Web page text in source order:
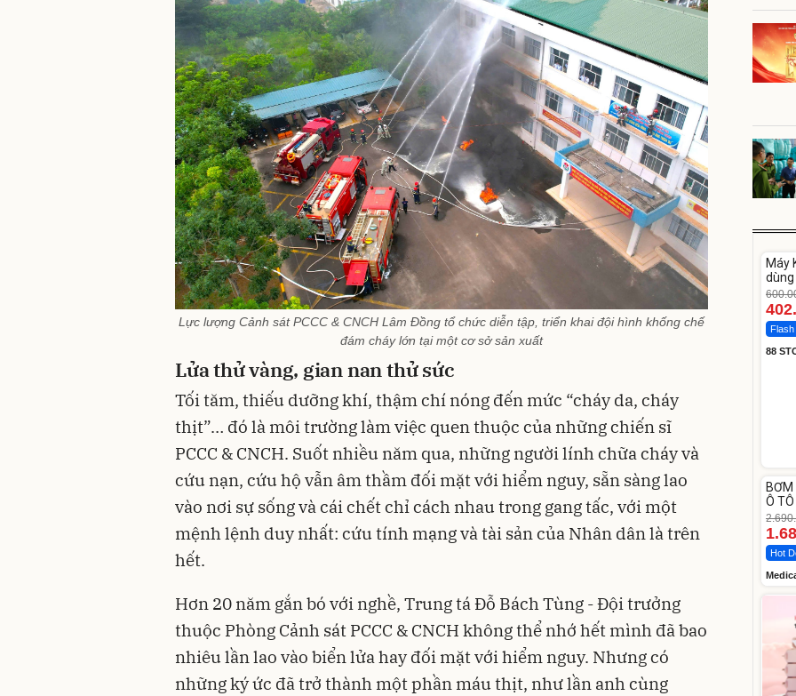
Lực lượng Cảnh sát PCCC & CNCH Lâm Đồng tổ chức diễn tập, triển khai đội hình khống chế
đám cháy lớn tại một cơ sở sản xuất
Lửa thử vàng, gian nan thử sức
Tối tăm, thiếu dưỡng khí, thậm chí nóng đến mức “cháy da, cháy
thịt”… đó là môi trường làm việc quen thuộc của những chiến sĩ
PCCC & CNCH. Suốt nhiều năm qua, những người lính chữa cháy và
cứu nạn, cứu hộ vẫn âm thầm đối mặt với hiểm nguy, sẵn sàng lao
vào nơi sự sống và cái chết chỉ cách nhau trong gang tấc, với một
mệnh lệnh duy nhất: cứu tính mạng và tài sản của Nhân dân là trên
hết.
Hơn 20 năm gắn bó với nghề, Trung tá Đỗ Bách Tùng - Đội trưởng
thuộc Phòng Cảnh sát PCCC & CNCH không thể nhớ hết mình đã bao
nhiêu lần lao vào biển lửa hay đối mặt với hiểm nguy. Nhưng có
những ký ức đã trở thành một phần máu thịt, như lần anh cùng
-33%
Máy
dùng
Flash
88
-37%
BƠM
Ô TÔ
Hot